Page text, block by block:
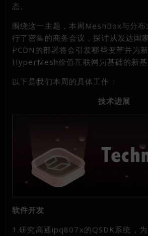
态。
围绕这一主题，本周MeshBox与分布
行了密集的商务会议，探讨从发达国
PCDN的部署将会引发哪些变革并为
HyperMesh价值互联网为基础的新基
以下是我们本周的具体工作：
技术进展
软件开发
1.研究高通ipq807x的QSDK系统，